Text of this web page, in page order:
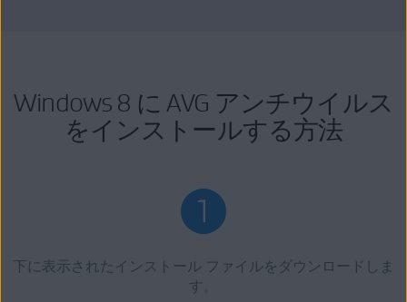
Windows 8 に AVG アンチウイルス
をインストールする方法
下に表示されたインストール ファイルをダウンロードしま
す。